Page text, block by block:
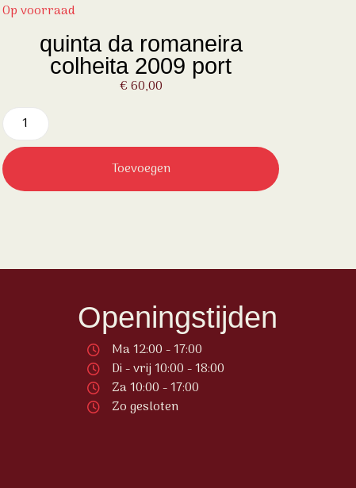
Op voorraad
quinta da romaneira
colheita 2009 port
€60,00
Toevoegen
Openingstijden
Ma 12:00 - 17:00
Di - vrij 10:00 - 18:00
Za 10:00 - 17:00
Zo gesloten